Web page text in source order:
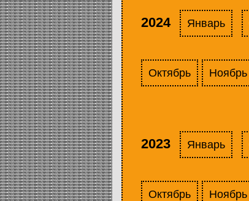
2024 Январь
Октябрь Ноябрь
2023 Январь
Октябрь Ноябрь